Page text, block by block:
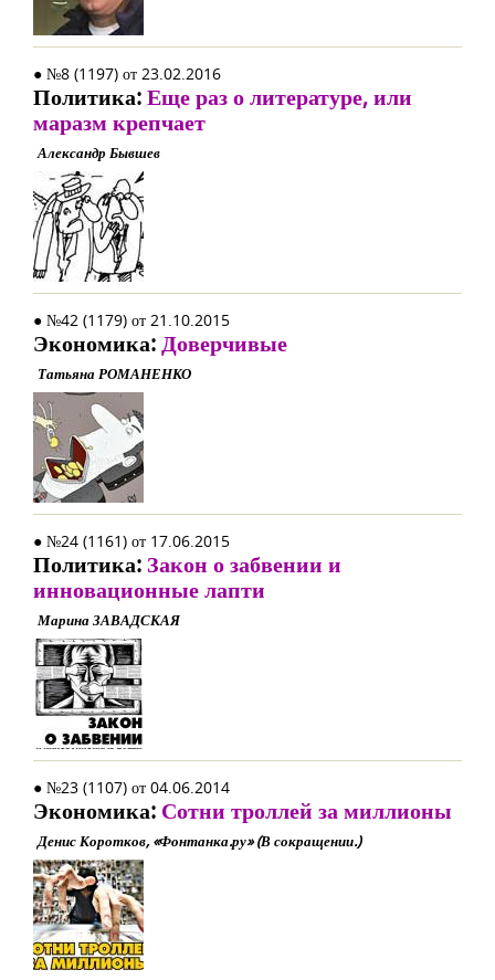
● №8 (1197) от 23.02.2016
Политика:Еще раз о литературе, или
маразм крепчает
Александр Бывшев
● №42 (1179) от 21.10.2015
Экономика:Доверчивые
Татьяна РОМАНЕНКО
● №24 (1161) от 17.06.2015
Политика: Закон о забвении и
инновационные лапти
Марина ЗАВАДСКАЯ
● №23 (1107) от 04.06.2014
Экономика: Сотни троллей за миллионы
Денис Коротков, «Фонтанка.ру» (В сокращении.)